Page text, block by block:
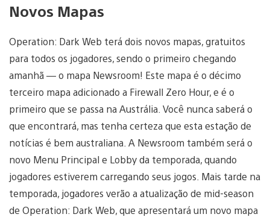
Novos Mapas
Operation: Dark Web terá dois novos mapas, gratuitos
para todos os jogadores, sendo o primeiro chegando
amanhã — o mapa Newsroom! Este mapa é o décimo
terceiro mapa adicionado a Firewall Zero Hour, e é o
primeiro que se passa na Austrália. Você nunca saberá o
que encontrará, mas tenha certeza que esta estação de
notícias é bem australiana. A Newsroom também será o
novo Menu Principal e Lobby da temporada, quando
jogadores estiverem carregando seus jogos. Mais tarde na
temporada, jogadores verão a atualização de mid-season
de Operation: Dark Web, que apresentará um novo mapa